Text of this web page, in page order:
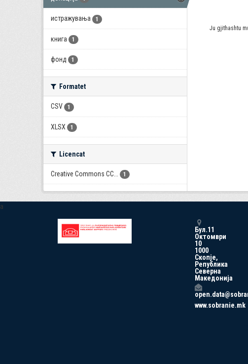
истражувања 1
книга 1
фонд 1
Formatet
CSV 1
XLSX 1
Licencat
Creative Commons CC... 1
Ju gjithashtu
a
Бул.11
Октомври
10
1000
Скопје,
Република
Северна
Македонија
www.sobranie.mk